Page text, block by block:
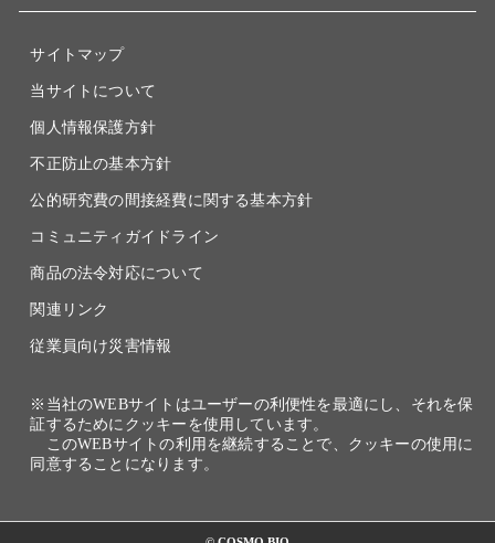
サイトマップ
当サイトについて
個人情報保護方針
不正防止の基本方針
公的研究費の間接経費に関する基本方針
コミュニティガイドライン
商品の法令対応について
関連リンク
従業員向け災害情報
※当社のWEBサイトはユーザーの利便性を最適にし、それを保
証するためにクッキーを使用しています。
このWEBサイトの利用を継続することで、クッキーの使用に
同意することになります。